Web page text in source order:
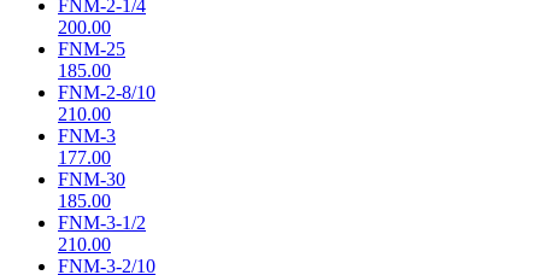
FNM-2-1/4
200.00
FNM-25
185.00
FNM-2-8/10
210.00
FNM-3
177.00
FNM-30
185.00
FNM-3-1/2
210.00
FNM-3-2/10